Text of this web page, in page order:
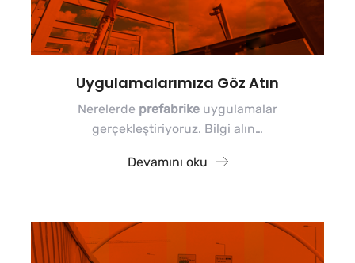
Uygulamalarımıza Göz Atın
Nerelerde prefabrike uygulamalar
gerçekleştiriyoruz. Bilgi alın…
Devamını oku